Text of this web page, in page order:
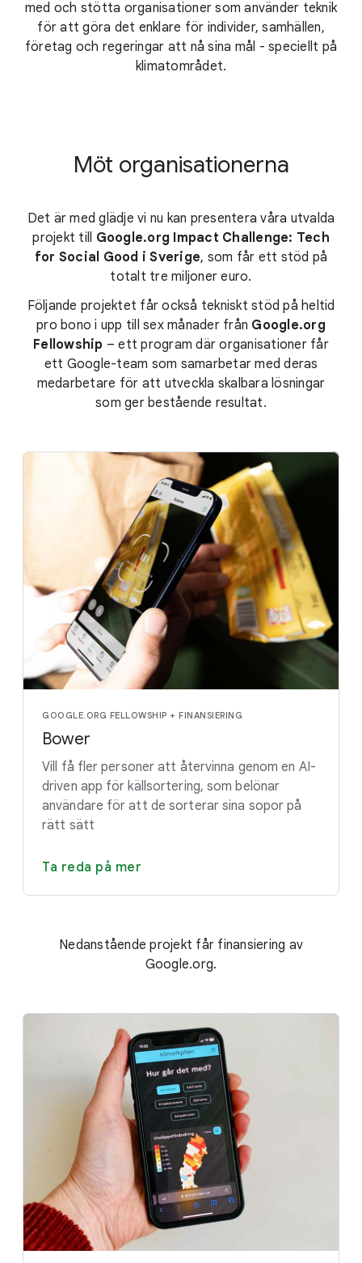
med och stötta organisationer som använder teknik
för att göra det enklare för individer, samhällen,
företag och regeringar att nå sina mål - speciellt på
klimatområdet.
Möt organisationerna
Det är med glädje vi nu kan presentera våra utvalda
projekt till Google.org Impact Challenge: Tech
for Social Good i Sverige, som får ett stöd på
totalt tre miljoner euro.
Följande projektet får också tekniskt stöd på heltid
pro bono i upp till sex månader från Google.org
Fellowship – ett program där organisationer får
ett Google-team som samarbetar med deras
medarbetare för att utveckla skalbara lösningar
som ger bestående resultat.
GOOGLE.ORG FELLOWSHIP + FINANSIERING
Bower
Vill få fler personer att återvinna genom en AI-
driven app för källsortering, som belönar
användare för att de sorterar sina sopor på
rätt sätt
Ta reda på mer
Nedanstående projekt får finansiering av
Google.org.